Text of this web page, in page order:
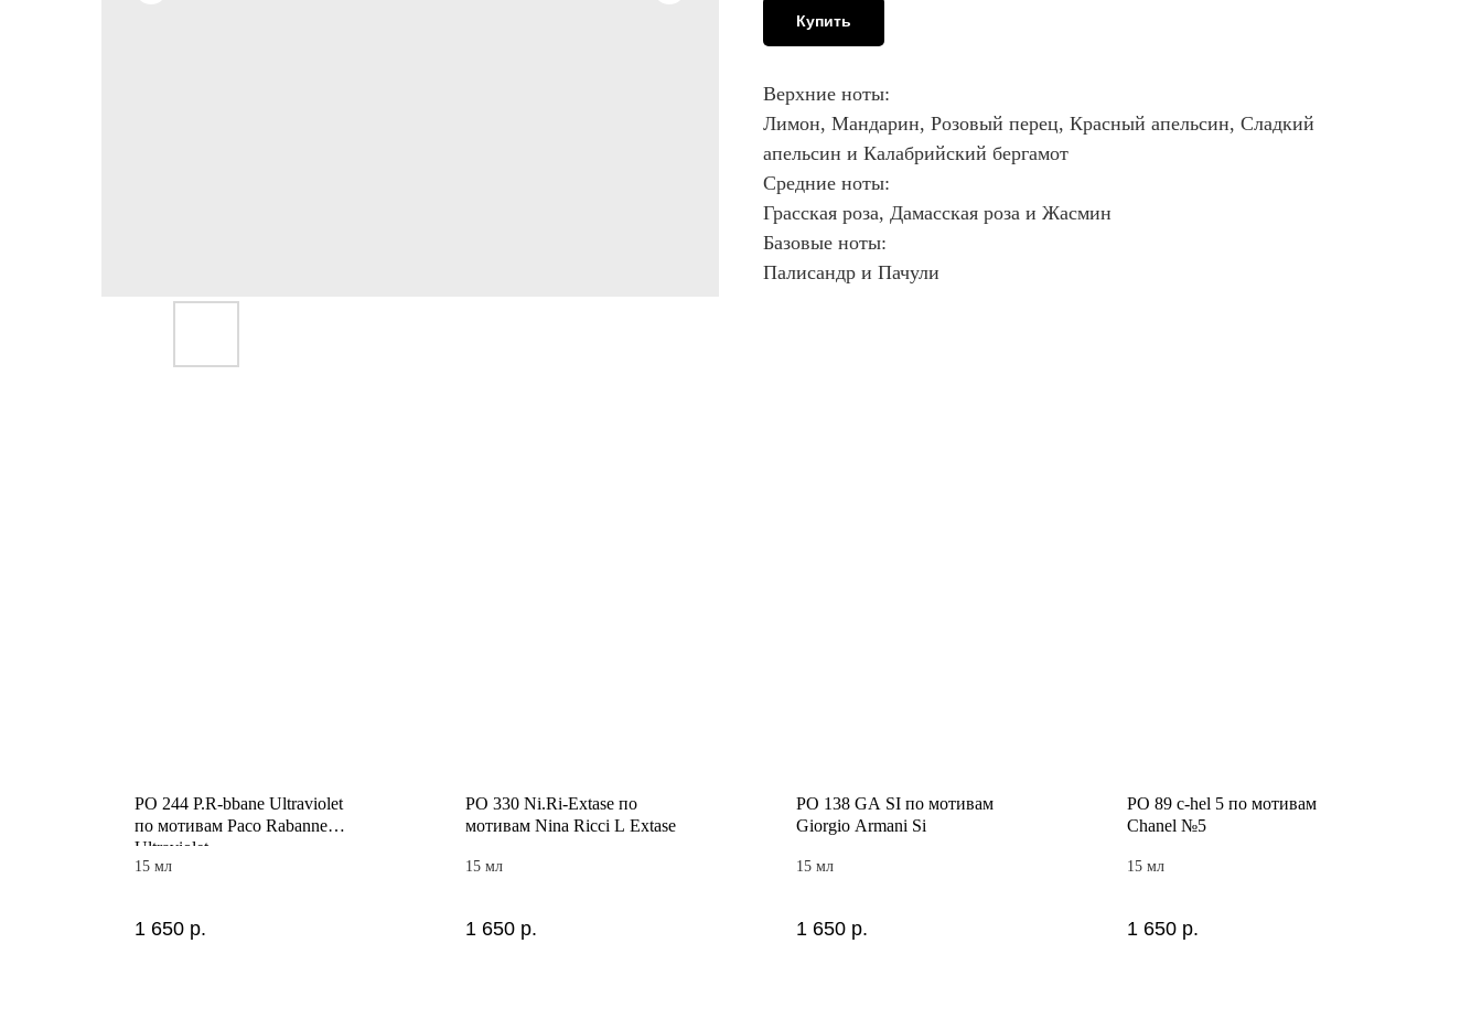
Купить
Верхние ноты:
Лимон, Мандарин, Розовый перец, Красный апельсин, Сладкий
апельсин и Калабрийский бергамот
Средние ноты:
Грасская роза, Дамасская роза и Жасмин
Базовые ноты:
Палисандр и Пачули
PO 244 P.R-bbane Ultraviolet
по мотивам Paco Rabanne
Ultraviolet
15 мл
1 650 р.
PO 330 Ni.Ri-Extase по
мотивам Nina Ricci L Extase
15 мл
1 650 р.
PO 138 GA SI по мотивам
Giorgio Armani Si
15 мл
1 650 р.
PO 89 c-hel 5 по мотивам
Chanel №5
15 мл
1 650 р.